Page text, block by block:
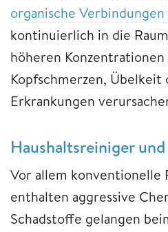
organische Verbindungen
kontinuierlich in die
höheren
Kopfschmerzen,
Erkrankungen
Haushaltsreiniger
Vor allem konventionelle
enthalten aggressive
Schadstoffe gelangen